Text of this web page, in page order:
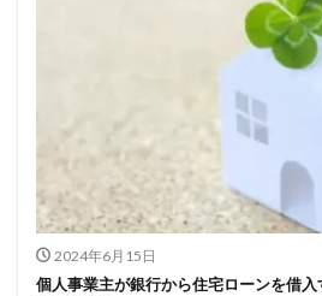
2024年6月15日
個人事業主が銀行から住宅ローンを借